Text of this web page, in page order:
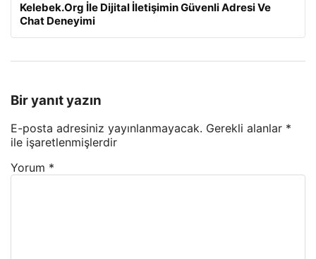
Kelebek.Org İle Dijital İletişimin Güvenli Adresi Ve
Chat Deneyimi
Bir yanıt yazın
E-posta adresiniz yayınlanmayacak. Gerekli alanlar *
ile işaretlenmişlerdir
Yorum *